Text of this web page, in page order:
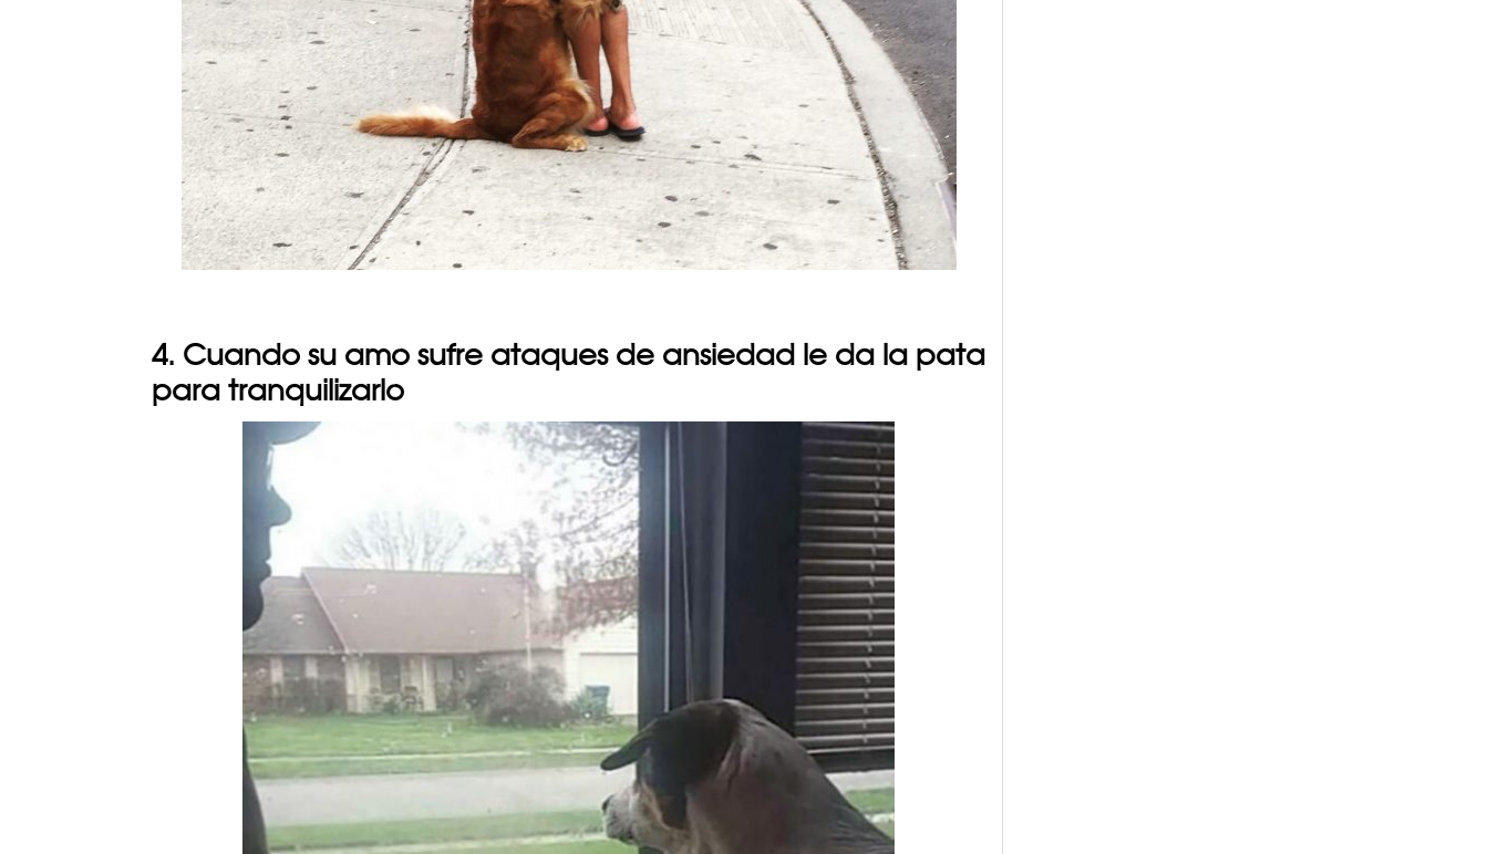
4. Cuando su amo sufre ataques de ansiedad le da la pata
para tranquilizarlo